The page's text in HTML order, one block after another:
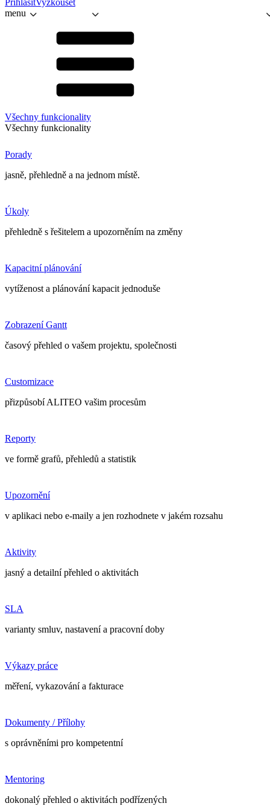
PřihlásitVyzkoušet
menu
Všechny funkcionality
Všechny funkcionality
Porady
jasně, přehledně a na jednom místě.
Úkoly
přehledně s řešitelem a upozorněním na změny
Kapacitní plánování
vytíženost a plánování kapacit jednoduše
Zobrazení Gantt
časový přehled o vašem projektu, společnosti
Customizace
přizpůsobí ALITEO vašim procesům
Reporty
ve formě grafů, přehledů a statistik
Upozornění
v aplikaci nebo e-maily a jen rozhodnete v jakém rozsahu
Aktivity
jasný a detailní přehled o aktivitách
SLA
varianty smluv, nastavení a pracovní doby
Výkazy práce
měření, vykazování a fakturace
Dokumenty / Přílohy
s oprávněními pro kompetentní
Mentoring
dokonalý přehled o aktivitách podřízených